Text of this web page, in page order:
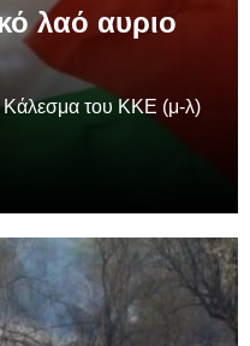
λαό αυριο
Κάλεσμα του ΚΚΕ (μ-λ)